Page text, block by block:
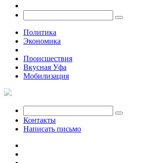
Политика
Экономика
Происшествия
Вкусная Уфа
Мобилизация
Контакты
Написать письмо